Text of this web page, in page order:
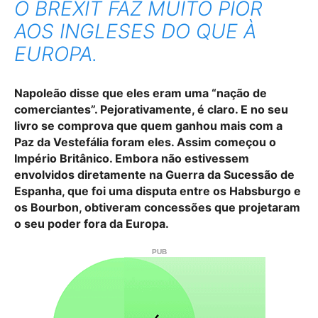
O BREXIT FAZ MUITO PIOR
AOS INGLESES DO QUE À
EUROPA.
Napoleão disse que eles eram uma “nação de
comerciantes”. Pejorativamente, é claro. E no seu
livro se comprova que quem ganhou mais com a
Paz da Vestefália foram eles. Assim começou o
Império Britânico. Embora não estivessem
envolvidos diretamente na Guerra da Sucessão de
Espanha, que foi uma disputa entre os Habsburgo e
os Bourbon, obtiveram concessões que projetaram
o seu poder fora da Europa.